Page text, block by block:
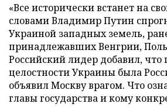
«Все исторически встанет на
словами Владимир Путин
Украиной западных земель,
принадлежавших Венгрии,
Российский лидер добавил, что
целостности Украины была
объявил Москву врагом. Что
главы государства и кому